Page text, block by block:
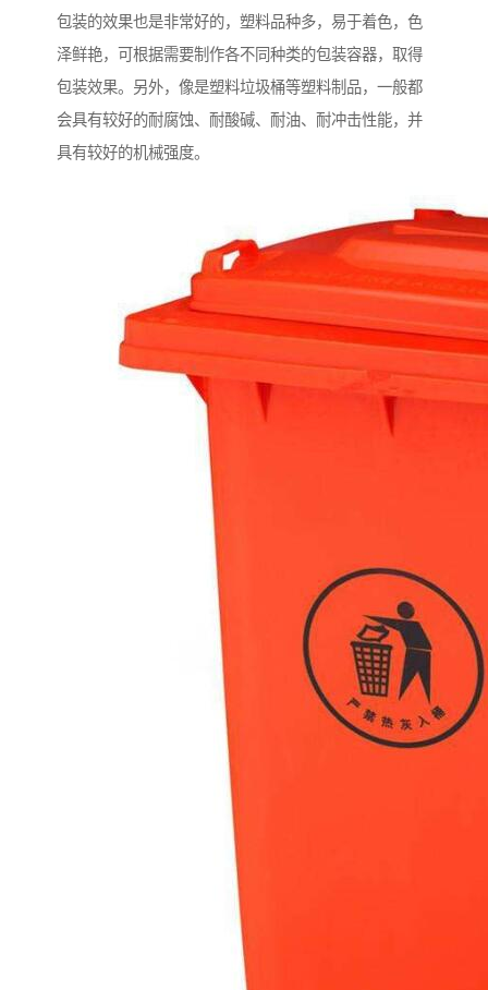
包装的效果也是非常好的，塑料品种多，易于着色，色
泽鲜艳，可根据需要制作各不同种类的包装容器，取得
包装效果。另外，像是塑料垃圾桶等塑料制品，一般都
会具有较好的耐腐蚀、耐酸碱、耐油、耐冲击性能，并
具有较好的机械强度。